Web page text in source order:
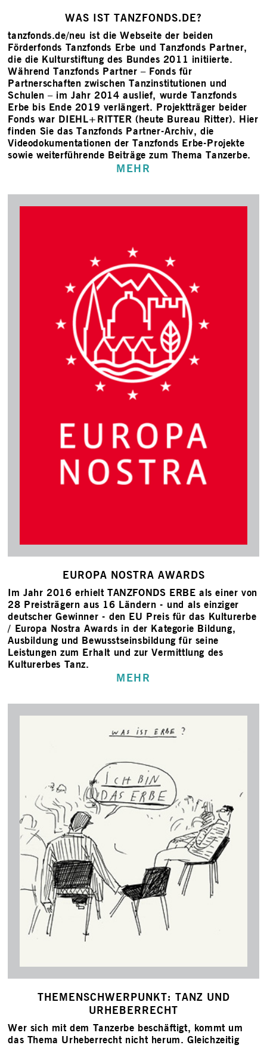
WAS IST TANZFONDS.DE?
tanzfonds.de/neu ist die Webseite der beiden
Förderfonds Tanzfonds Erbe und Tanzfonds Partner,
die die Kulturstiftung des Bundes 2011 initiierte.
Während Tanzfonds Partner – Fonds für
Partnerschaften zwischen Tanzinstitutionen und
Schulen – im Jahr 2014 auslief, wurde Tanzfonds
Erbe bis Ende 2019 verlängert. Projektträger beider
Fonds war DIEHL+RITTER (heute Bureau Ritter). Hier
finden Sie das Tanzfonds Partner-Archiv, die
Videodokumentationen der Tanzfonds Erbe-Projekte
sowie weiterführende Beiträge zum Thema Tanzerbe.
MEHR
EUROPA NOSTRA AWARDS
Im Jahr 2016 erhielt TANZFONDS ERBE als einer von
28 Preisträgern aus 16 Ländern - und als einziger
deutscher Gewinner - den EU Preis für das Kulturerbe
/ Europa Nostra Awards in der Kategorie Bildung,
Ausbildung und Bewusstseinsbildung für seine
Leistungen zum Erhalt und zur Vermittlung des
Kulturerbes Tanz.
MEHR
THEMENSCHWERPUNKT: TANZ UND
URHEBERRECHT
Wer sich mit dem Tanzerbe beschäftigt, kommt um
das Thema Urheberrecht nicht herum. Gleichzeitig